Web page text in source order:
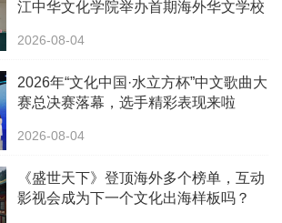
江中华文化学院举办首期海外华文学校
2026-08-04
2026年“文化中国·水立方杯”中文歌曲大
赛总决赛落幕，选手精彩表现来啦
2026-08-04
《盛世天下》登顶海外多个榜单，互动
影视会成为下一个文化出海样板吗？